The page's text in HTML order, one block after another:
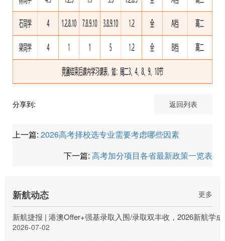
分享到: 返回列表
上一篇: 2026高考择校选专业需要考虑哪些因素
下一篇: 高考加分项目各省最新政策一览表
新航动态 更多
新航捷报 | 港澳Offer+强基录取入围/录取双丰收，2026新航学
2026-07-02